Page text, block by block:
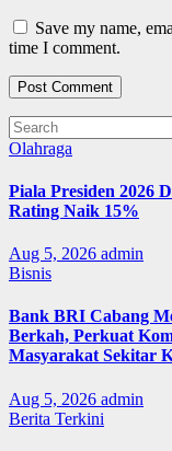
Save my name,
time I comment.
Olahraga
Piala Presiden 2026
Rating Naik 15%
Aug 5, 2026 admin
Bisnis
Bank BRI Cabang
Berkah, Perkuat
Masyarakat Sekitar
Aug 5, 2026 admin
Berita Terkini